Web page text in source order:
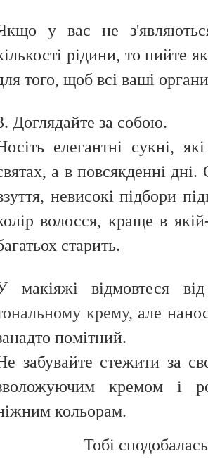
у вас не
рідини, то пийте
того, щоб всі ваші
Доглядайте за собою.
елегантні сукні,
а в повсякденні
невисокі підбори
волосся, краще в
старить.
макіяжі відмовтеся
крему, але
помітний.
забувайте стежити за
кремом і
кольорам.
Тобі